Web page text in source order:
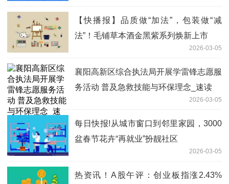
【快播报】品质做“加法”，包装做“减
法”！毛铺草本酒金黑紫系列焕新上市
2026-03-05
襄阳高新区综合执法局开展学雷锋志愿服
务活动 普及急救技能与环保理念_速读
2026-03-05
每日快报!从城市窗口到邻里家园，3000
盆春节花卉“再就业”扮靓社区
2026-03-05
热资讯！A股午评：创业板指涨2.43%